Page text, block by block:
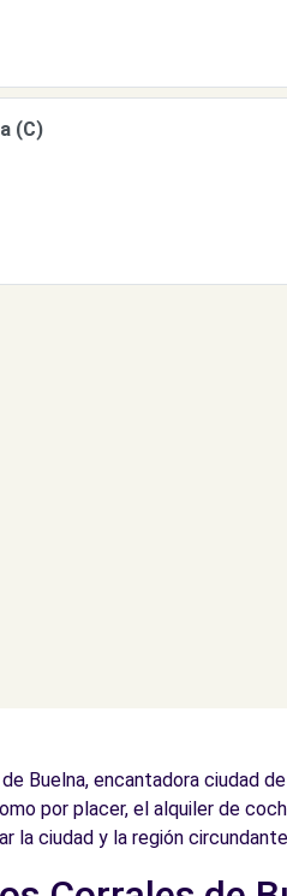
(C)
Buelna, encantadora ciudad
por placer, el alquiler de
la ciudad y la región